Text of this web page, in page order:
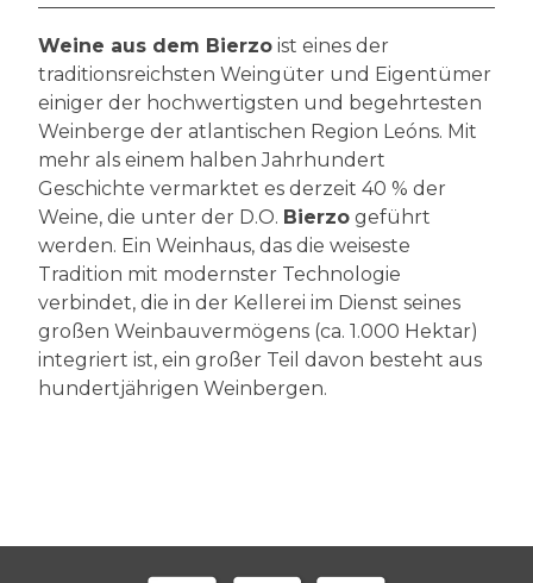
Weine aus dem Bierzo ist eines der
traditionsreichsten Weingüter und Eigentümer
einiger der hochwertigsten und begehrtesten
Weinberge der atlantischen Region Leóns. Mit
mehr als einem halben Jahrhundert
Geschichte vermarktet es derzeit 40 % der
Weine, die unter der D.O. Bierzo geführt
werden. Ein Weinhaus, das die weiseste
Tradition mit modernster Technologie
verbindet, die in der Kellerei im Dienst seines
großen Weinbauvermögens (ca. 1.000 Hektar)
integriert ist, ein großer Teil davon besteht aus
hundertjährigen Weinbergen.